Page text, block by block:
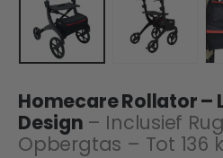
Homecare Rollator –
Design – Inclusief
Opbergtas – Tot 136